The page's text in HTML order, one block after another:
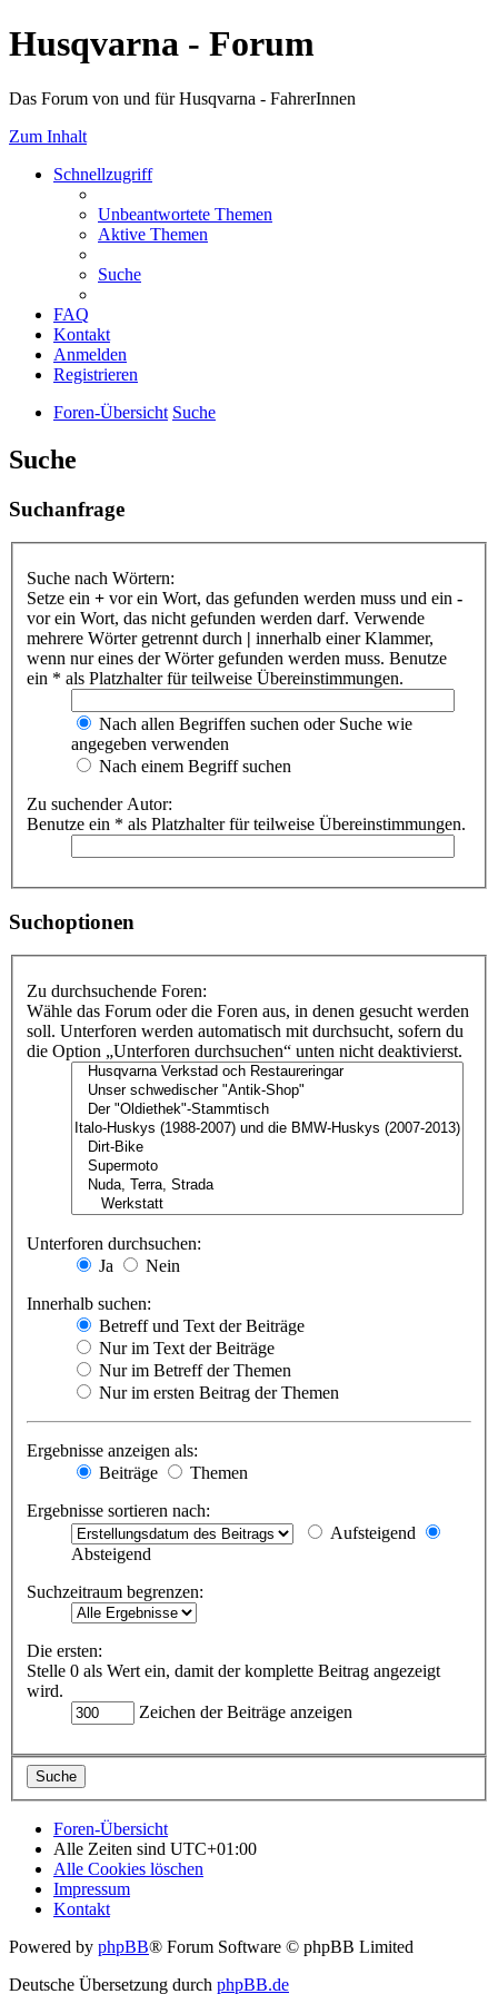
Husqvarna - Forum
Das Forum von und für Husqvarna - FahrerInnen
Zum Inhalt
Schnellzugriff
Unbeantwortete Themen
Aktive Themen
Suche
FAQ
Kontakt
Anmelden
Registrieren
Foren-Übersicht Suche
Suche
Suchanfrage
Suche nach Wörtern:
Setze ein + vor ein Wort, das gefunden werden muss und ein -
vor ein Wort, das nicht gefunden werden darf. Verwende
mehrere Wörter getrennt durch | innerhalb einer Klammer,
wenn nur eines der Wörter gefunden werden muss. Benutze
ein * als Platzhalter für teilweise Übereinstimmungen.
Nach allen Begriffen suchen oder Suche wie
angegeben verwenden
Nach einem Begriff suchen
Zu suchender Autor:
Benutze ein * als Platzhalter für teilweise Übereinstimmungen.
Suchoptionen
Zu durchsuchende Foren:
Wähle das Forum oder die Foren aus, in denen gesucht werden
soll. Unterforen werden automatisch mit durchsucht, sofern du
die Option „Unterforen durchsuchen“ unten nicht deaktivierst.
Unterforen durchsuchen:
Ja
Nein
Innerhalb suchen:
Betreff und Text der Beiträge
Nur im Text der Beiträge
Nur im Betreff der Themen
Nur im ersten Beitrag der Themen
Ergebnisse anzeigen als:
Beiträge
Themen
Ergebnisse sortieren nach:
Aufsteigend
Absteigend
Suchzeitraum begrenzen:
Die ersten:
Stelle 0 als Wert ein, damit der komplette Beitrag angezeigt
wird.
Zeichen der Beiträge anzeigen
Foren-Übersicht
Alle Zeiten sind UTC+01:00
Alle Cookies löschen
Impressum
Kontakt
Powered by phpBB® Forum Software © phpBB Limited
Deutsche Übersetzung durch phpBB.de